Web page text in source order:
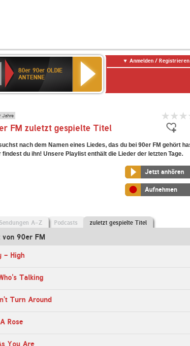
80er 90er OLDIE
ANTENNE
Anmelden / Registrieren
Jahre
FM zuletzt gespielte Titel
nach dem Namen eines Liedes, das du bei 90er FM gehört
findest du ihn! Unsere Playlist enthält die Lieder der letzten Tage.
Jetzt anhören
Aufnehmen
Sendungen A-Z Podcasts zuletzt gespielte Titel
90er FM
- High
Talking
Turn Around
Rose
You Are